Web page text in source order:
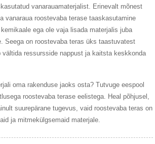
vanarauamaterjalist. Erinevalt mõnest
vanaraua roostevaba terase taaskasutamine
ega ole vaja lisada materjalis juba
Seega on roostevaba teras üks taastuvatest
ressursside nappust ja kaitsta keskkonda
oma rakenduse jaoks osta? Tutvuge eespool
roostevaba terase eelistega. Heal põhjusel,
suurepärane tugevus, vaid roostevaba teras on
ja mitmekülgsemaid materjale.